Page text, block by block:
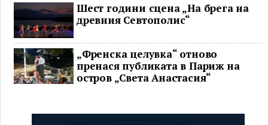
Шест години сцена „На брега на
древния Севтополис“
„Френска целувка“ отново
пренася публиката в Париж на
остров „Света Анастасия“